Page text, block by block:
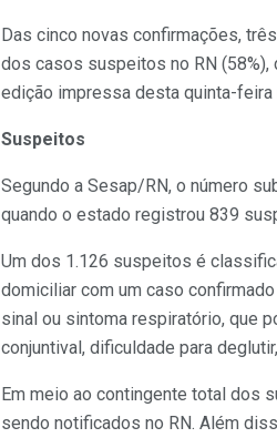
Das cinco novas confirmações,
dos casos suspeitos no RN
edição impressa desta quinta-feira
Suspeitos
Segundo a Sesap/RN, o número
quando o estado registrou 839
Um dos 1.126 suspeitos é
domiciliar com um caso
sinal ou sintoma respiratório, que
conjuntival, dificuldade para
Em meio ao contingente total dos
sendo notificados no RN. Além